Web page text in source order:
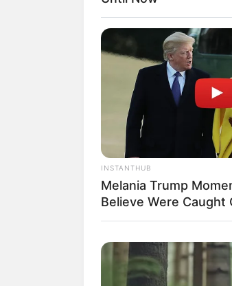
INSTANTHUB
Melania Trump
Believe Were Caught